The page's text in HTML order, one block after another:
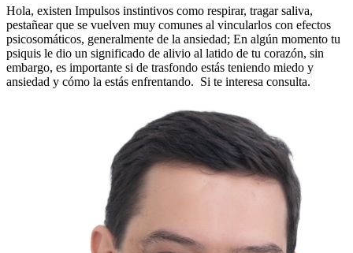
Hola, existen Impulsos instintivos como respirar, tragar saliva,
pestañear que se vuelven muy comunes al vincularlos con efectos
psicosomáticos, generalmente de la ansiedad; En algún momento tu
psiquis le dio un significado de alivio al latido de tu corazón, sin
embargo, es importante si de trasfondo estás teniendo miedo y
ansiedad y cómo la estás enfrentando. Si te interesa consulta.